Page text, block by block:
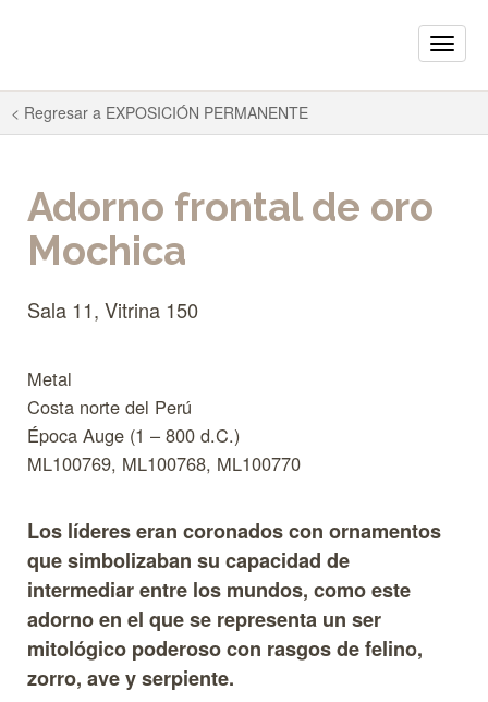
Toggle
< Regresar a EXPOSICIÓN PERMANENTE
Adorno frontal de oro
Mochica
Sala 11, Vitrina 150
Metal
Costa norte del Perú
Época Auge (1 – 800 d.C.)
ML100769, ML100768, ML100770
Los líderes eran coronados con ornamentos
que simbolizaban su capacidad de
intermediar entre los mundos, como este
adorno en el que se representa un ser
mitológico poderoso con rasgos de felino,
zorro, ave y serpiente.